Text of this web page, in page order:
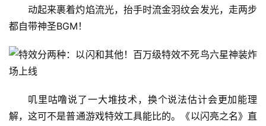
动起来裹着灼焰流光，抬手时流金羽纹会发光，走两步
都自带神圣BGM！
叽里咕噜说了一大堆技术，换个说法估计会更加能理
解，这可不是普通游戏特效工具能比的。《以闪亮之名》直